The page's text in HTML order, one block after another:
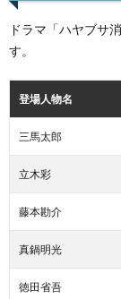
ドラマ「ハヤブサ
す。
登場人物名
三馬太郎
立木彩
藤本勘介
真鍋明光
徳田省吾